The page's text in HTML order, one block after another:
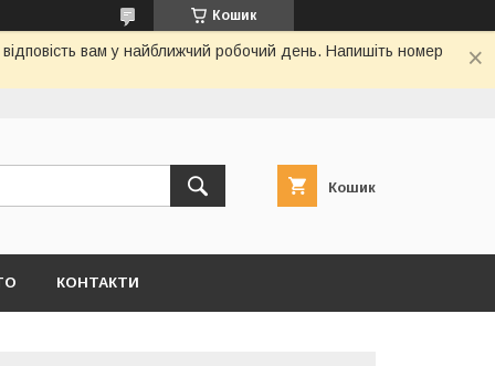
Кошик
вам у найближчий робочий день. Напишіть номер
Кошик
КОНТАКТИ